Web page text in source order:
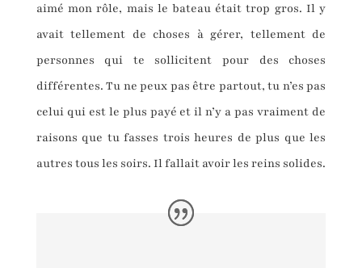
aimé mon rôle, mais le bateau était trop gros. Il y
avait tellement de choses à gérer, tellement de
personnes qui te sollicitent pour des choses
différentes. Tu ne peux pas être partout, tu n’es pas
celui qui est le plus payé et il n’y a pas vraiment de
raisons que tu fasses trois heures de plus que les
autres tous les soirs. Il fallait avoir les reins solides.